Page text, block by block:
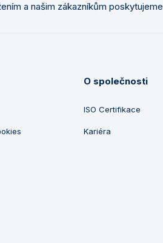
a našim zákazníkům poskytujeme
O společnosti
ISO Certifikace
Kariéra